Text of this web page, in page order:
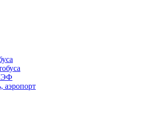
аэропорт